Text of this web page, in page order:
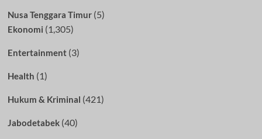
Nusa Tenggara Timur(5)
Ekonomi (1,305)
Entertainment(3)
Health (1)
Hukum & Kriminal (421)
Jabodetabek(40)